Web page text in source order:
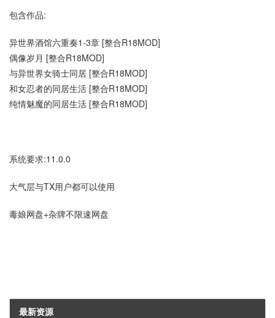
包含作品:
异世界酒馆六重奏1-3章 [整合R18MOD]
偶像岁月 [整合R18MOD]
与异世界女骑士同居 [整合R18MOD]
和女忍者的同居生活 [整合R18MOD]
纯情魅魔的同居生活 [整合R18MOD]
系统要求:11.0.0
大气层与TX用户都可以使用
毒娘网盘+杂牌不限速网盘
最新资源